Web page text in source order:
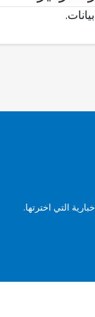
التي اخترتها.